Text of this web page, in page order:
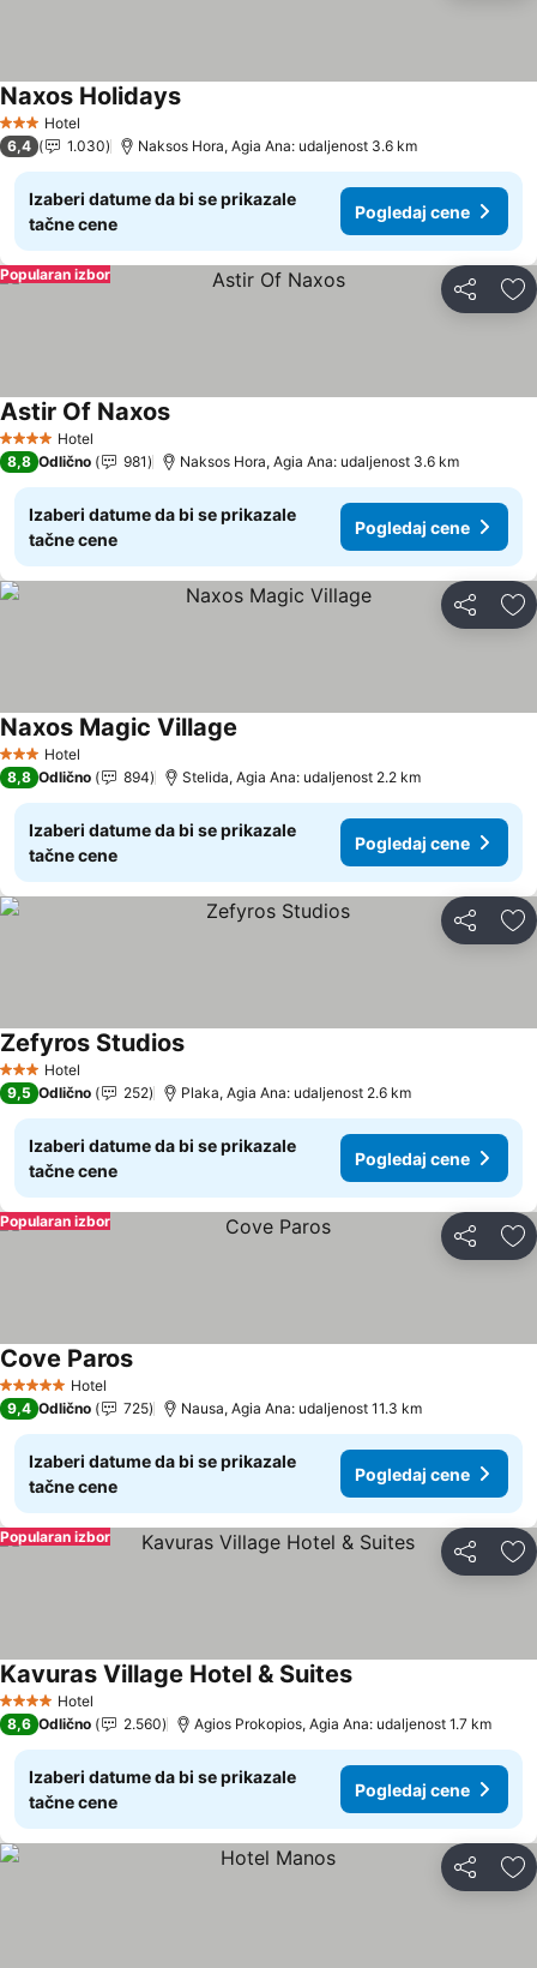
3 Zvezdice
Hotel
Naxos HolidaysPogledaj cene
6,4 1.030 Naksos Hora, Agia Ana: udaljenost 3.6 km
Izaberi datume da bi se prikazale
tačne cene
Pogledaj cene
Deli
Popularan izbor
4 ZvezdiceHotel
Astir Of NaxosPogledaj cene
8,8 Odlično 981 Naksos Hora, Agia Ana: udaljenost 3.6 km
Izaberi datume da bi se prikazale
tačne cene
Pogledaj cene
Deli
3 Zvezdice
Hotel
Naxos Magic Village
8,8 Odlično 894 Stelida, Agia Ana: udaljenost 2.2 km
Izaberi datume da bi se prikazale
tačne cene
Pogledaj cene
Deli
3 Zvezdice
Hotel
Zefyros StudiosPogledaj cene
9,5 Odlično 252 Plaka, Agia Ana: udaljenost 2.6 km
Izaberi datume da bi se prikazale
tačne cene
Pogledaj cene
Deli
Popularan izbor
5 ZvezdiceHotel
Cove ParosPogledaj cene
9,4 Odlično 725 Nausa, Agia Ana: udaljenost 11.3 km
Izaberi datume da bi se prikazale
tačne cene
Pogledaj cene
Deli
Popularan izbor
4 ZvezdiceHotel
Kavuras Village Hotel & SuitesPogledaj cene
8,6 Odlično 2.560 Agios Prokopios, Agia Ana: udaljenost 1.7 km
Izaberi datume da bi se prikazale
tačne cene
Pogledaj cene
Deli